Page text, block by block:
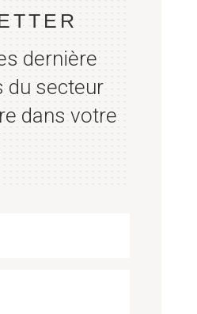
dernière
du secteur
dans votre